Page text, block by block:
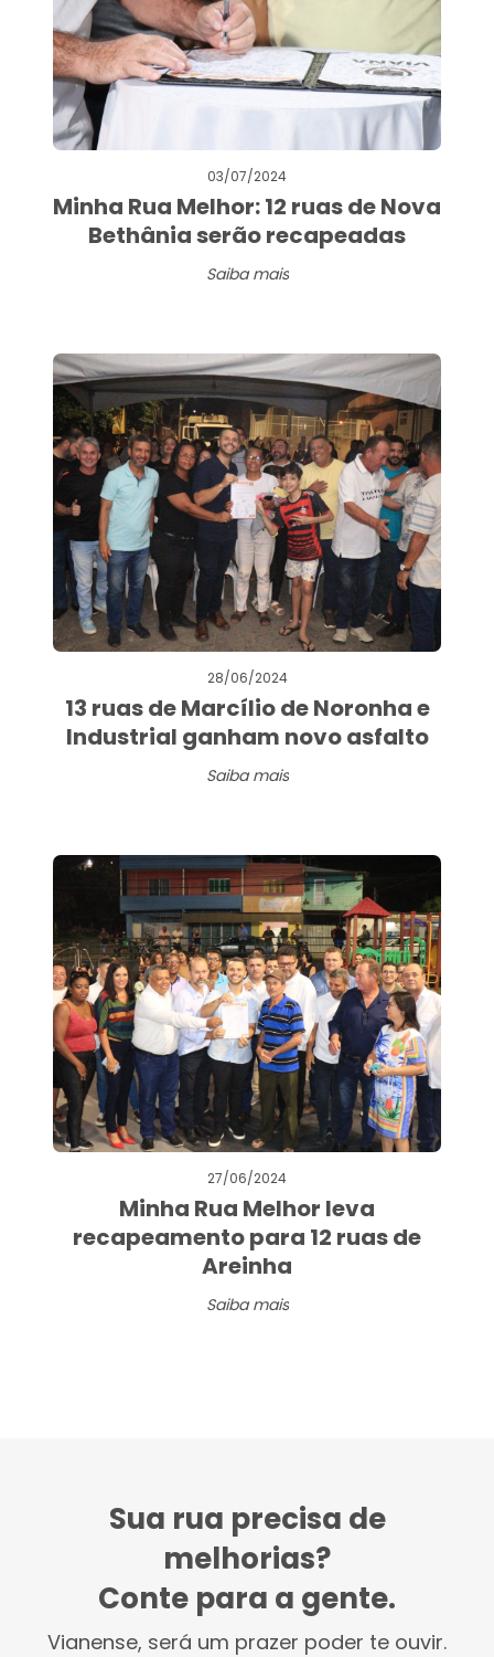
03/07/2024
Minha Rua Melhor: 12 ruas de Nova
Bethânia serão recapeadas
Saiba mais
28/06/2024
13 ruas de Marcílio de Noronha e
Industrial ganham novo asfalto
Saiba mais
27/06/2024
Minha Rua Melhor leva
recapeamento para 12 ruas de
Areinha
Saiba mais
Sua rua precisa de
melhorias?
Conte para a gente.
Vianense, será um prazer poder te ouvir.